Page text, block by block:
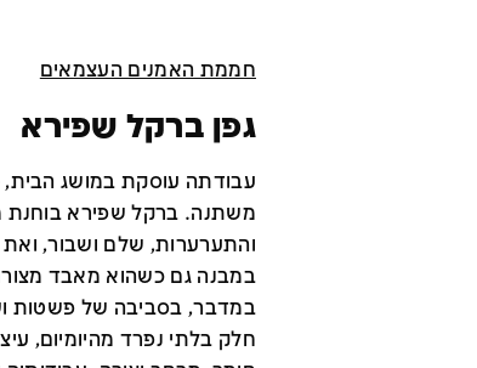
חממת האמנים העצמאים
גפן ברקל שפירא
עבודתה עוסקת במושג הבית,
משתנה. ברקל שפירא בוחנת
והתערערות, שלם ושבור, ואת
במבנה גם כשהוא מאבד
במדבר, בסביבה של פשטות
חלק בלתי נפרד מהיומיום,